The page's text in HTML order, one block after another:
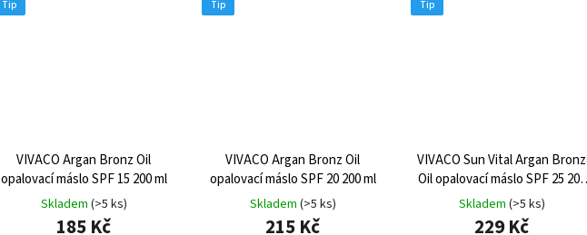
Tip
VIVACO Argan Bronz Oil
opalovací máslo SPF 15 200 ml
Skladem (>5 ks)
185 Kč
Tip
VIVACO Argan Bronz Oil
opalovací máslo SPF 20 200 ml
Skladem (>5 ks)
215 Kč
Tip
VIVACO Sun Vital Argan Bronz
Oil opalovací máslo SPF 25 200
ml
Skladem (>5 ks)
229 Kč